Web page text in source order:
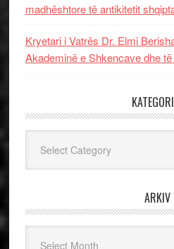
madhështore të antikitetit
Kryetari i Vatrës Dr. Elmi
Akademinë e Shkencave dhe
ARKIV